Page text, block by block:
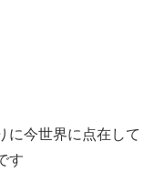
に今世界に点在して
す